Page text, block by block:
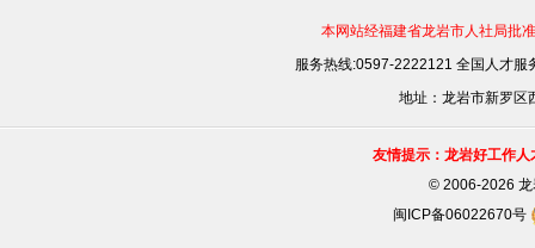
本网站经福建省龙岩市人社局批
服务热线:0597-2222121 全国人才
地址：龙岩市新罗区
友情提示：龙岩好工作
©2006-2026 龙
闽ICP备06022670号